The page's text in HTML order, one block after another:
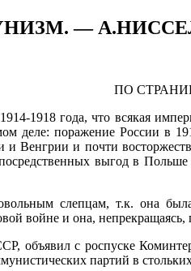
—
ПО
1918 года, что всякая
деле: поражение России в
и Венгрии и почти
выгод в
слепцам, т.к. она
войне и она, непрекращаясь,
объявил с роспуске
партий в